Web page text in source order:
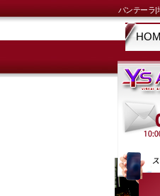
パンテーラ|